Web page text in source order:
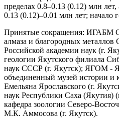
пределах 0.8–0.13 (0.12) млн
0.13 (0.12)–0.01 млн лет; начало
Принятые сокращения: ИГАБМ
алмаза и благородных металлов
Российской академии наук (г.
геологии Якутского филиала
наук СССР (г. Якутск); ЯГОМ -
объединенный музей истории и
Емельяна Ярославского (г.
наук Республики Саха
кафедра зоологии Северо-
М.К. Аммосова (г. Якутск).